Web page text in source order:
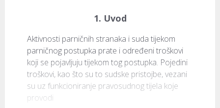
1. Uvod
Aktivnosti parničnih stranaka i suda tijekom
parničnog postupka prate i određeni troškovi
koji se pojavljuju tijekom tog postupka. Pojedini
troškovi, kao što su to sudske pristojbe, vezani
su uz funkcioniranje pravosudnog tijela koje
provodi